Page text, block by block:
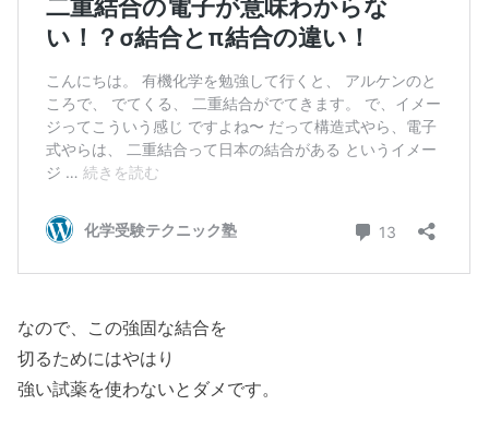
なので、この強固な結合を
切るためにはやはり
強い試薬を使わないとダメです。